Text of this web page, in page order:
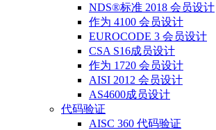
NDS®标准 2018 会员设计
作为 4100 会员设计
EUROCODE 3 会员设计
CSA S16成员设计
作为 1720 会员设计
AISI 2012 会员设计
AS4600成员设计
代码验证
AISC 360 代码验证